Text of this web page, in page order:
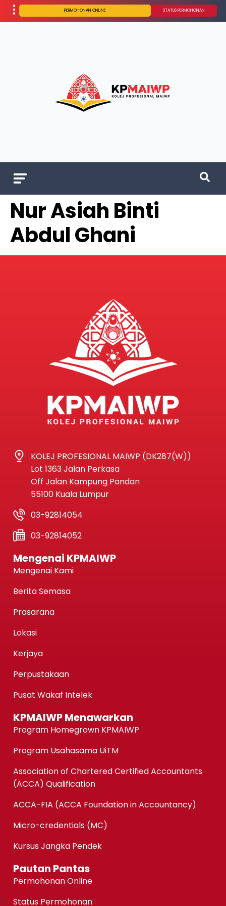
PERMOHONAN ONLINE STATUS PERMOHONAN
Nur Asiah Binti
Abdul Ghani
KOLEJ PROFESIONAL MAIWP (DK287(W))
Lot 1363 Jalan Perkasa
Off Jalan Kampung Pandan
55100 Kuala Lumpur
03-92814054
03-92814052
Mengenai KPMAIWP
Mengenai Kami
Berita Semasa
Prasarana
Lokasi
Kerjaya
Perpustakaan
Pusat Wakaf Intelek
KPMAIWP Menawarkan
Program Homegrown KPMAIWP
Program Usahasama UiTM
Association of Chartered Certified Accountants
(ACCA) Qualification
ACCA-FIA (ACCA Foundation in Accountancy)
Micro-credentials (MC)
Kursus Jangka Pendek
Pautan Pantas
Permohonan Online
Status Permohonan